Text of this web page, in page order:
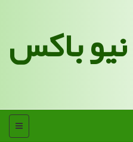
نیو باکس
منو